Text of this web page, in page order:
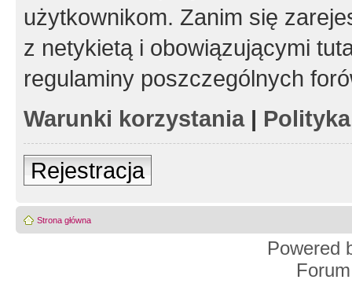
użytkownikom. Zanim się
z netykietą i obowiązującymi
regulaminy poszczególnych
Warunki korzystania|
Rejestracja
Strona główna
Powered